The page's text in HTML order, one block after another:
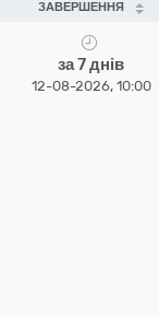
ЗАВЕРШЕННЯ
за 7 днів
12-08-2026, 10:00